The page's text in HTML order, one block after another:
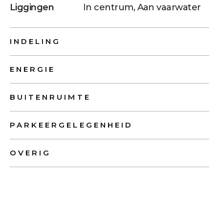
Liggingen
In centrum, Aan vaarwater
INDELING
ENERGIE
BUITENRUIMTE
PARKEERGELEGENHEID
OVERIG